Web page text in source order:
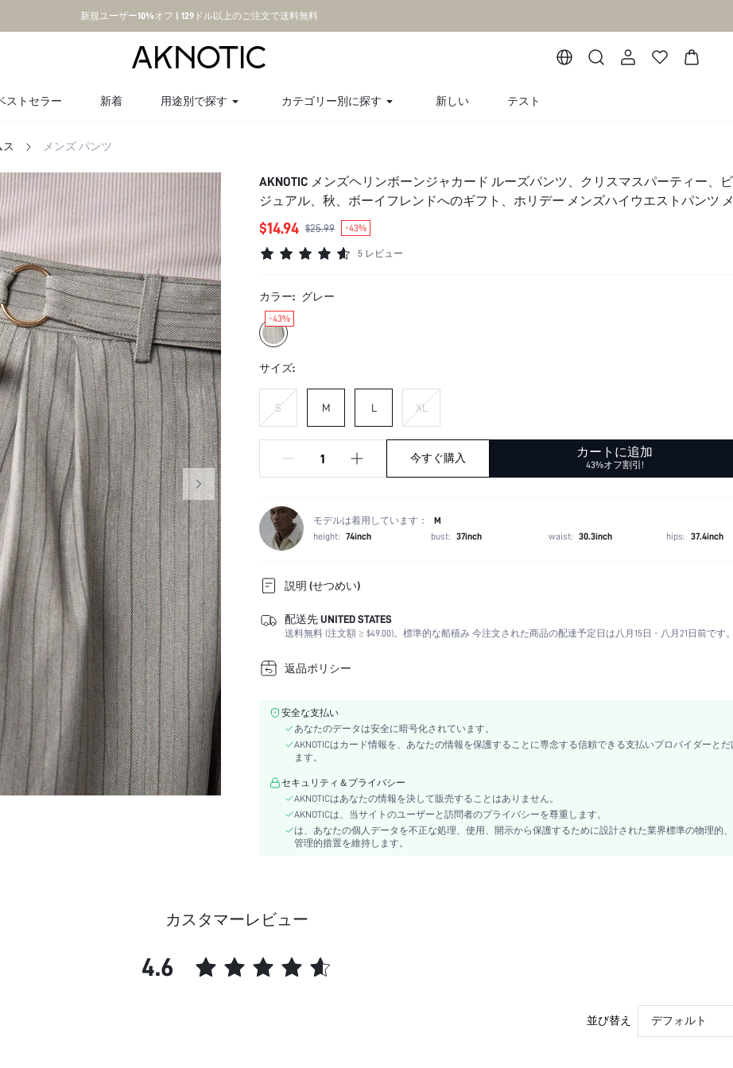
新規ユーザー10%オフ | 129ドル以上のご注文で送料無料
ストセラー 新着 用途別で探す カテゴリー別に探す 新しい テスト
ス メンズ パンツ
AKNOTIC メンズヘリンボーンジャカード ルーズパンツ、クリスマスパーティー、
ジュアル、秋、ボーイフレンドへのギフト、ホリデー メンズハイウエストパンツ
リーツスーツパンツ グレーパンツ メンズストライプパンツ メンズドレスアップパ
$14.94 $25.99 -43%
5 レビュー
カラー: グレー
-43%
サイズ:
S M L XL
今すぐ購入 カートに追加
43%オフ割引!
モデルは着用しています：
M
height: 74inch bust: 37inch waist: 30.3inch hips: 37.4inch
説明 (せつめい)
カラー:
グレー
フィットタイプ:
ルーズ
お手入れ方法:
クロージャータイプ:
ベルト:
裏地なし
No
パターンタイプ:
プレーン
スタイル:
ボヘミアン/ウエスタン - ウエスタンスタイル
ストレートレッグ
コンポジション:
skc:
配送先 UNITED STATES
送料無料 (注文額 ≥ $49.00)。 標準的な船積み 今注文された商品の配達予定日は八月15日 - 八月21日前です
返品ポリシー
安全な支払い
あなたのデータは安全に暗号化されています。
AKNOTICはカード情報を、あなたの情報を保護することに専念する信頼できる支払いプロバイダーと
ます。
セキュリティ＆プライバシー
AKNOTICはあなたの情報を決して販売することはありません。
AKNOTICは、当サイトのユーザーと訪問者のプライバシーを尊重します。
は、あなたの個人データを不正な処理、使用、開示から保護するために設計された業界標準の物理的
管理的措置を維持します。
カスタマーレビュー
4.6
並び替え デフォルト